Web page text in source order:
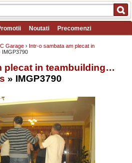
Noutati Precomenzi
TV Forum Blog Angajari
Garage › Intr-o sambata am plecat in
IMGP3790
plecat in teambuilding…
» IMGP3790